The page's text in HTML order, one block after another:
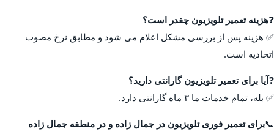
❓هزینه تعمیر تلویزیون چقدر است؟
✅ هزینه پس از بررسی مشکل اعلام می شود و مطابق نرخ مصوب
اتحادیه است.
❓آیا برای تعمیر تلویزیون گارانتی دارید؟
✅ بله، تمام خدمات ما ۳ ماه گارانتی دارد.
📞برای تعمیر فوری تلویزیون در جمال زاده و در منطقه جمال زاده